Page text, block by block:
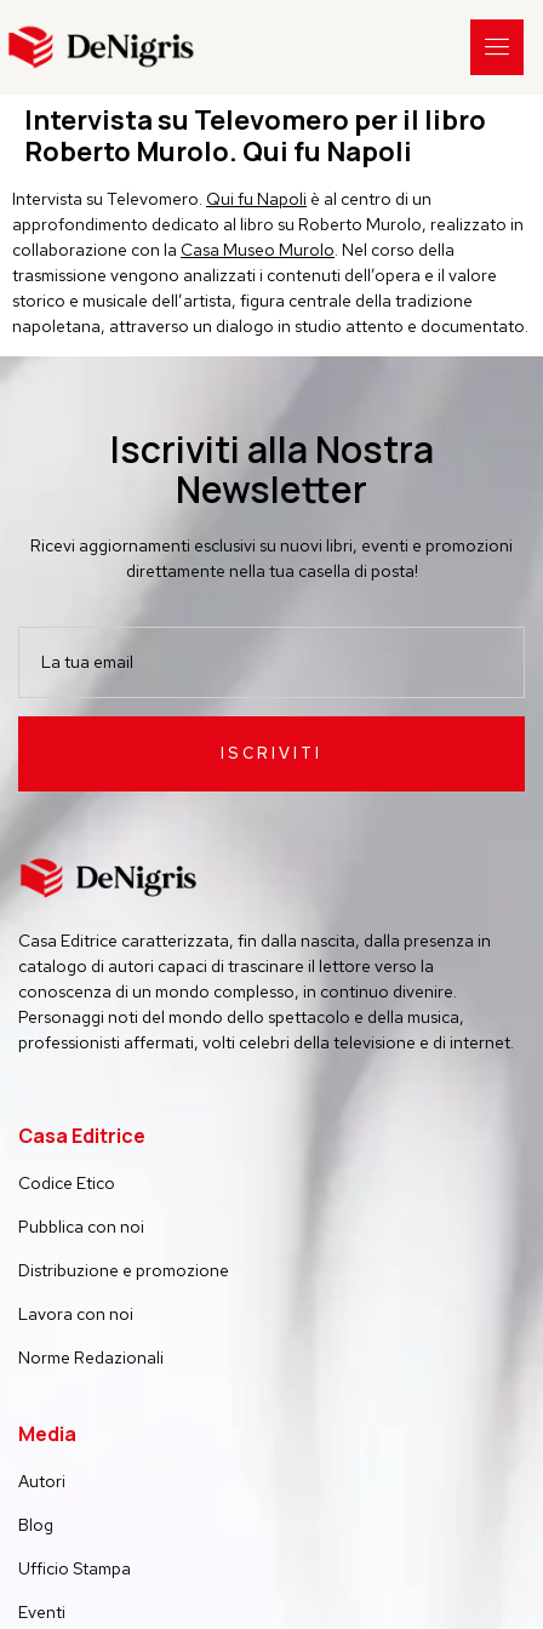
Intervista su Televomero per il libro
Roberto Murolo. Qui fu Napoli
Intervista su Televomero. Qui fu Napoli è al centro di un
approfondimento dedicato al libro su Roberto Murolo, realizzato in
collaborazione con la Casa Museo Murolo. Nel corso della
trasmissione vengono analizzati i contenuti dell’opera e il valore
storico e musicale dell’artista, figura centrale della tradizione
napoletana, attraverso un dialogo in studio attento e documentato.
Iscriviti alla Nostra
Newsletter
Ricevi aggiornamenti esclusivi su nuovi libri, eventi e promozioni
direttamente nella tua casella di posta!
ISCRIVITI
Casa Editrice caratterizzata, fin dalla nascita, dalla presenza in
catalogo di autori capaci di trascinare il lettore verso la
conoscenza di un mondo complesso, in continuo divenire.
Personaggi noti del mondo dello spettacolo e della musica,
professionisti affermati, volti celebri della televisione e di internet.
Casa Editrice
Codice Etico
Pubblica con noi
Distribuzione e promozione
Lavora con noi
Norme Redazionali
Media
Autori
Blog
Ufficio Stampa
Eventi